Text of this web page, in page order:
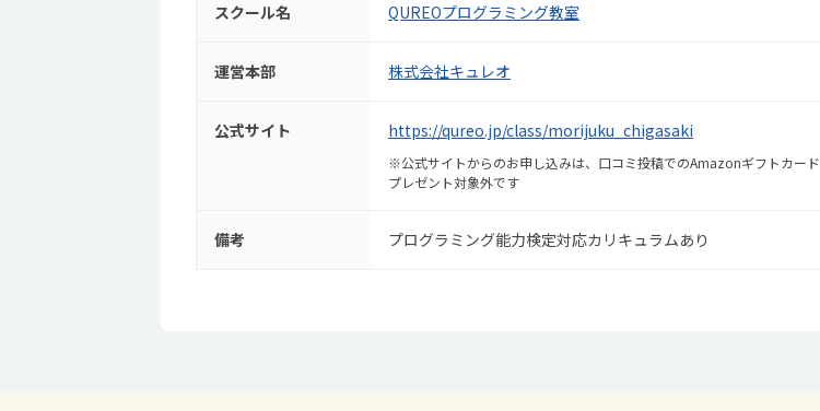
スクール名 QUREOプログラミング教室
運営本部 株式会社キュレオ
公式サイト https://qureo.jp/class/morijuku_chigasaki
※公式サイトからのお申し込みは、口コミ投稿でのAmazonギフトカード
プレゼント対象外です
備考 プログラミング能力検定対応カリキュラムあり